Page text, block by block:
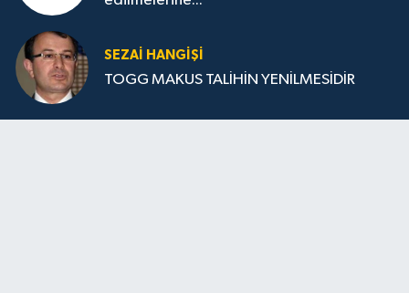
SEZAI HANGİŞİ
TOGG MAKUS TALİHİN YENİLMESİDİR